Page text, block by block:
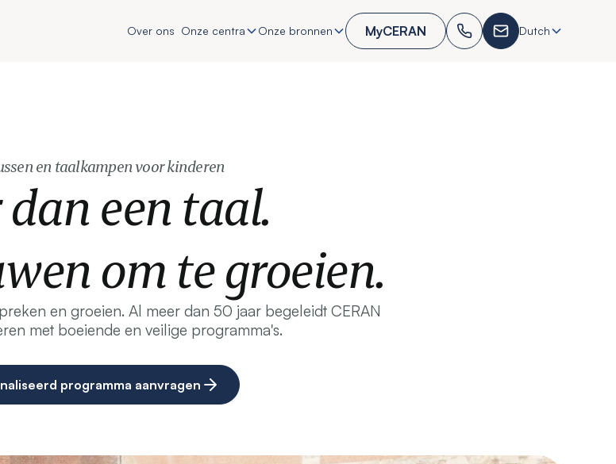
Over ons Onze centra Onze bronnen MyCERAN Dutch
en taalkampen voor kinderen
een taal.
om te groeien.
en groeien. Al meer dan 50 jaar begeleidt CERAN
met boeiende en veilige programma's.
programma aanvragen